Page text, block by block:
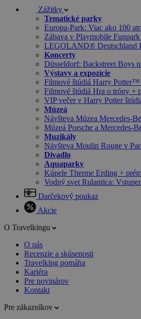
Zážitky
Tematické parky
Europa-Park: Viac ako 100
Zábava v Playmobile
LEGOLAND® Deutschland
Koncerty
Düsseldorf: Backstreet Boys
Výstavy a expozície
Filmové štúdiá Harry Potter™
Filmové štúdiá Hra o tróny +
VIP večer v Harry Potter
Múzeá
Návšteva Múzea Mercedes-
Múzeá Porsche a Mercedes-
Muzikály
Návšteva Moulin Rouge v
Divadlo
Aquaparky
Kúpele Therme Erding +
Vodný svet Rulantica:
Darčekový poukaz
Akcie
O Travelkingu
O nás
Recenzie a skúsenosti
Travelking pomáha
Kariéra
Pre novinárov
Kontakt
Pre zákazníkov